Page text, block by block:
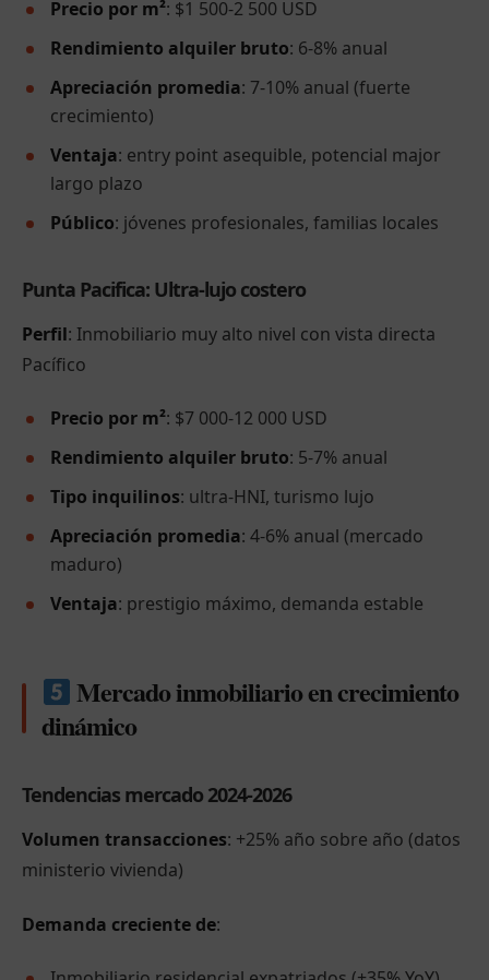
Precio por m²: $1 500-2 500 USD
Rendimiento alquiler bruto: 6-8% anual
Apreciación promedia: 7-10% anual (fuerte
crecimiento)
Ventaja: entry point asequible, potencial major
largo plazo
Público: jóvenes profesionales, familias locales
Punta Pacifica: Ultra-lujo costero
Perfil: Inmobiliario muy alto nivel con vista directa
Pacífico
Precio por m²: $7 000-12 000 USD
Rendimiento alquiler bruto: 5-7% anual
Tipo inquilinos: ultra-HNI, turismo lujo
Apreciación promedia: 4-6% anual (mercado
maduro)
Ventaja: prestigio máximo, demanda estable
Mercado inmobiliario en crecimiento
dinámico
Tendencias mercado 2024-2026
Volumen transacciones: +25% año sobre año (datos
ministerio vivienda)
Demanda creciente de: